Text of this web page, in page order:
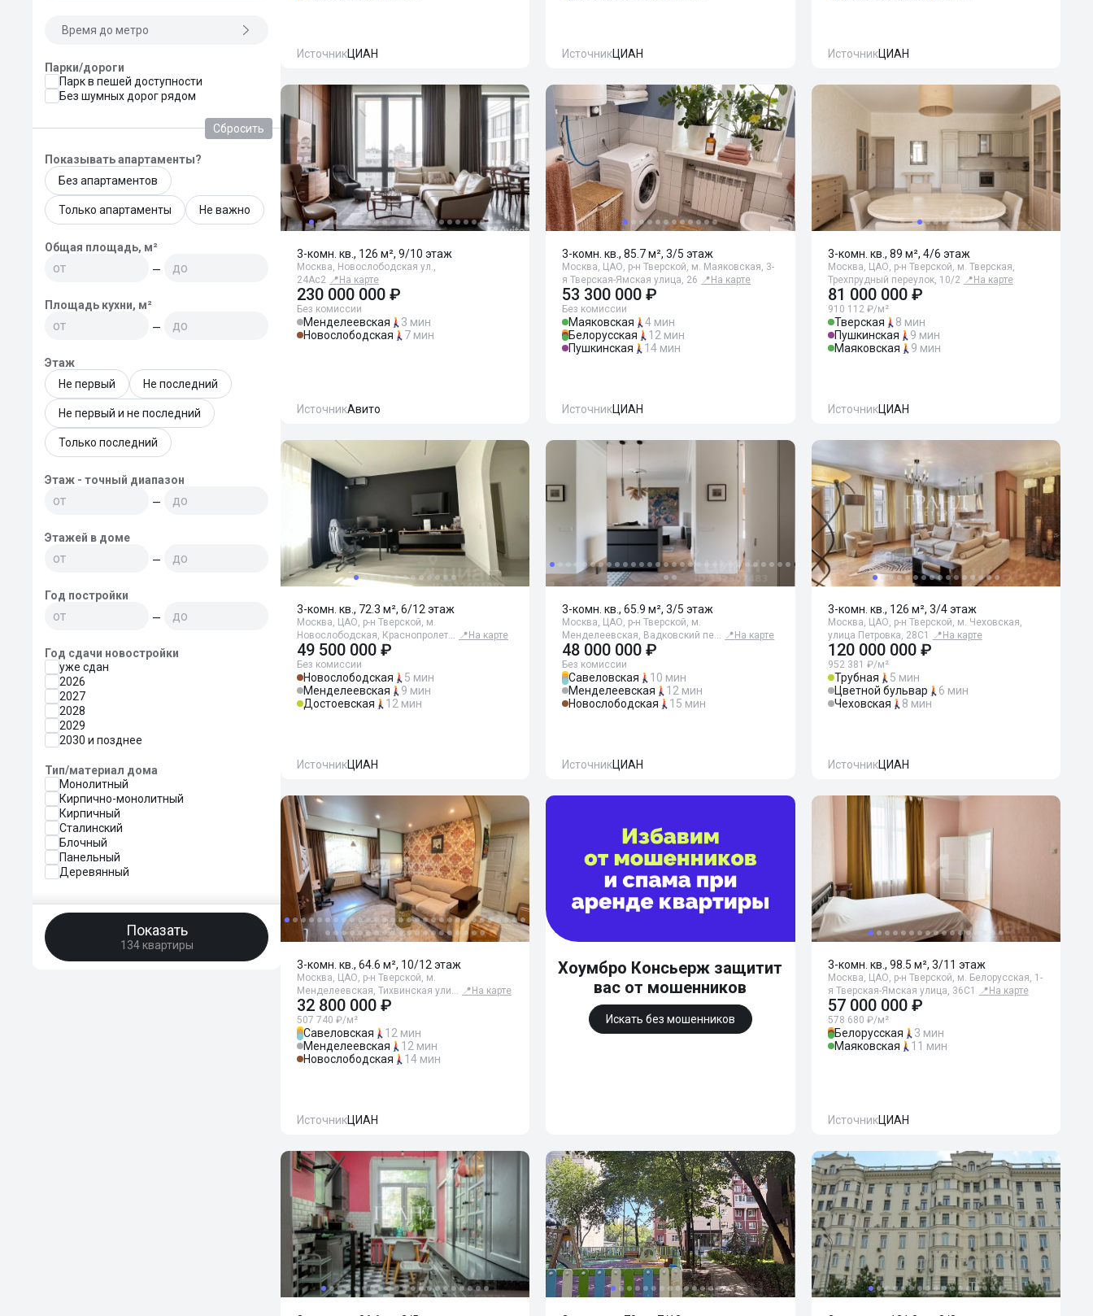
Время до метро
Парки/дороги
Парк в пешей доступности
Без шумных дорог рядом
Сбросить
Показывать апартаменты?
Без апартаментов
Только апартаменты Не важно
Общая площадь, м²
—
Площадь кухни, м²
—
Этаж
Не первый
Не последний
Не первый и не последний
Только последний
Этаж - точный диапазон
—
Этажей в доме
—
Год постройки
—
Год сдачи новостройки
уже сдан
2026
2027
2028
2029
2030 и позднее
Тип/материал дома
Монолитный
Кирпично-монолитный
Кирпичный
Сталинский
Блочный
Панельный
Деревянный
Показать
134 квартиры
ИсточникЦИАН ИсточникЦИАН ИсточникЦИАН
3-комн. кв., 126 м², 9/10 этаж
Москва, Новослободская ул.,
24Ас2 📍 На карте
230 000 000 ₽
Без комиссии
Менделеевская
3 мин
Новослободская
7 мин
ИсточникАвито
3-комн. кв., 85.7 м², 3/5 этаж
Москва, ЦАО, р-н Тверской, м. Маяковская, 3-
я Тверская-Ямская улица, 26 📍 На карте
53 300 000 ₽
Без комиссии
Маяковская
4 мин
Белорусская
12 мин
Пушкинская
14 мин
ИсточникЦИАН
3-комн. кв., 89 м², 4/6 этаж
Москва, ЦАО, р-н Тверской, м. Тверская,
Трехпрудный переулок, 10/2 📍 На карте
81 000 000 ₽
910 112 ₽/м²
Тверская
8 мин
Пушкинская
9 мин
Маяковская
9 мин
ИсточникЦИАН
3-комн. кв., 72.3 м², 6/12 этаж
Москва, ЦАО, р-н Тверской, м.
Новослободская, Краснопролет… 📍 На карте
49 500 000 ₽
Без комиссии
Новослободская
5 мин
Менделеевская
9 мин
Достоевская
12 мин
ИсточникЦИАН
3-комн. кв., 65.9 м², 3/5 этаж
Москва, ЦАО, р-н Тверской, м.
Менделеевская, Вадковский пе… 📍 На карте
48 000 000 ₽
Без комиссии
Савеловская
10 мин
Менделеевская
12 мин
Новослободская
15 мин
ИсточникЦИАН
3-комн. кв., 126 м², 3/4 этаж
Москва, ЦАО, р-н Тверской, м. Чеховская,
улица Петровка, 28С1
📍 На карте
120 000 000 ₽
952 381 ₽/м²
Трубная
5 мин
Цветной бульвар
6 мин
Чеховская
8 мин
ИсточникЦИАН
3-комн. кв., 64.6 м², 10/12 этаж
Москва, ЦАО, р-н Тверской, м.
Менделеевская, Тихвинская ули… 📍 На карте
32 800 000 ₽
507 740 ₽/м²
Савеловская
12 мин
Менделеевская
12 мин
Новослободская
14 мин
ИсточникЦИАН
Хоумбро Консьерж защитит
вас от мошенников
Искать без мошенников
3-комн. кв., 98.5 м², 3/11 этаж
Москва, ЦАО, р-н Тверской, м. Белорусская, 1-
я Тверская-Ямская улица, 36С1
📍 На карте
57 000 000 ₽
578 680 ₽/м²
Белорусская
3 мин
Маяковская
11 мин
ИсточникЦИАН